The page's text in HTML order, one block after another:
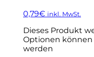
0,79€ inkl. MwSt.
Dieses Produkt
Optionen
werden